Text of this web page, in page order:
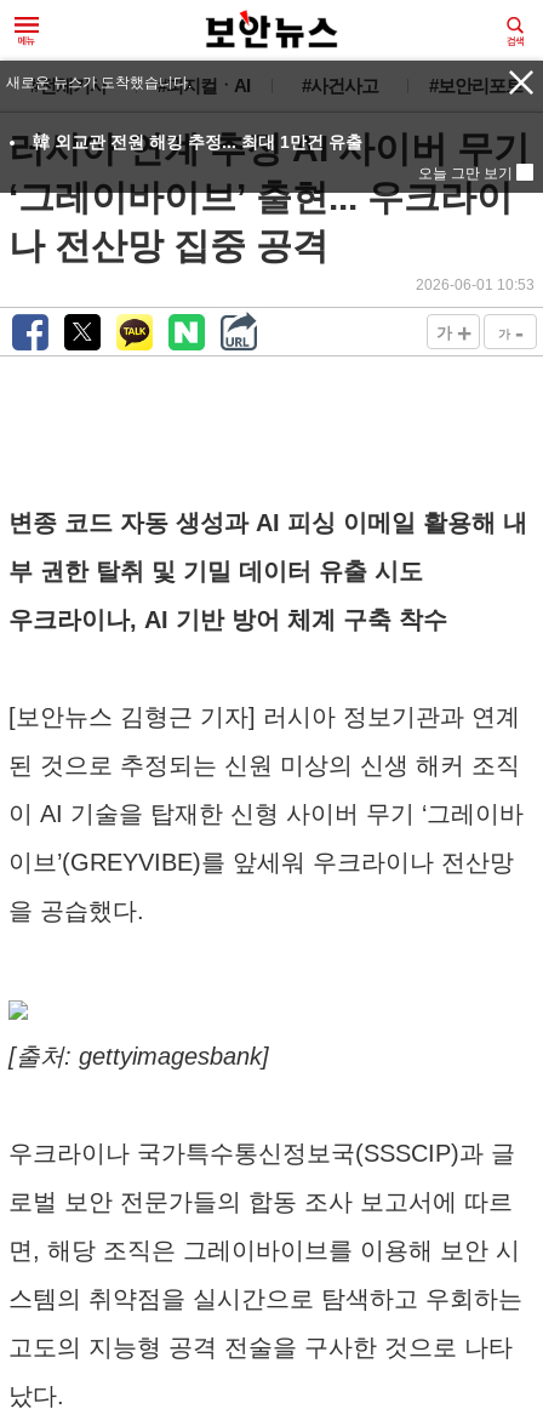
#전체기사 #피지컬ㆍAI #사건사고 #보안리포트
러시아 연계 추정 AI 사이버 무기
‘그레이바이브’ 출현... 우크라이
나 전산망 집중 공격
2026-06-01 10:53
가 + 가 -
변종 코드 자동 생성과 AI 피싱 이메일 활용해 내
부 권한 탈취 및 기밀 데이터 유출 시도
우크라이나, AI 기반 방어 체계 구축 착수
[보안뉴스 김형근 기자] 러시아 정보기관과 연계
된 것으로 추정되는 신원 미상의 신생 해커 조직
이 AI 기술을 탑재한 신형 사이버 무기 ‘그레이바
이브’(GREYVIBE)를 앞세워 우크라이나 전산망
을 공습했다.
[출처: gettyimagesbank]
우크라이나 국가특수통신정보국(SSSCIP)과 글
로벌 보안 전문가들의 합동 조사 보고서에 따르
면, 해당 조직은 그레이바이브를 이용해 보안 시
스템의 취약점을 실시간으로 탐색하고 우회하는
고도의 지능형 공격 전술을 구사한 것으로 나타
났다.
새로운 뉴스가 도착했습니다.
韓 외교관 전원 해킹 추정... 최대 1만건 유출
오늘 그만 보기